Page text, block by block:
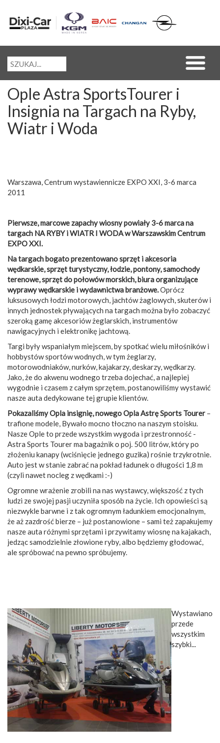
Ople Astra SportsTourer i
Insignia na Targach na Ryby,
Wiatr i Woda
Warszawa, Centrum wystawiennicze EXPO XXI, 3-6 marca
2011
Pierwsze, marcowe zapachy wiosny powiały 3-6 marca na
targach NA RYBY i WIATR I WODA w Warszawskim Centrum
EXPO XXI.
Na targach bogato prezentowano sprzęt i akcesoria
wędkarskie, sprzęt turystyczny, łodzie, pontony, samochody
terenowe, sprzęt do połowów morskich, biura organizujące
wyprawy wędkarskie i wydawnictwa branżowe.Oprócz
luksusowych łodzi motorowych, jachtów żaglowych, skuterów i
innych jednostek pływających na targach można było zobaczyć
szeroką gamę akcesoriów żeglarskich, instrumentów
nawigacyjnych i elektronikę jachtową.
Targi były wspaniałym miejscem, by spotkać wielu miłośników i
hobbystów sportów wodnych, w tym żeglarzy,
motorowodniaków, nurków, kajakarzy, deskarzy, wędkarzy.
Jako, że do akwenu wodnego trzeba dojechać, a najlepiej
wygodnie i czasem z całym sprzętem, postanowiliśmy wystawić
nasze auta dedykowane tej grupie klientów.
Pokazaliśmy Opla insignię, nowego Opla Astrę Sports Tourer –
trafione modele, Bywało mocno tłoczno na naszym stoisku.
Nasze Ople to przede wszystkim wygoda i przestronność -
Astra Sports Tourer ma bagażnik o poj. 500 litrów, który po
złożeniu kanapy (wciśnięcie jednego guzika) rośnie trzykrotnie.
Auto jest w stanie zabrać na pokład ładunek o długości 1,8 m
(czyli nawet nocleg z wędkami :-)
Ogromne wrażenie zrobili na nas wystawcy, większość z tych
ludzi ze swojej pasji uczyniła sposób na życie. Ich opowieści są
niezwykle barwne i z tak ogromnym ładunkiem emocjonalnym,
że aż zazdrość bierze – już postanowione – sami też zapakujemy
nasze auta różnymi sprzętami i przywitamy wiosnę na kajakach,
jedząc samodzielnie złowione ryby, albo będziemy głodować,
ale spróbować na pewno spróbujemy.
Wystawiano
przede
wszystkim
szybki...